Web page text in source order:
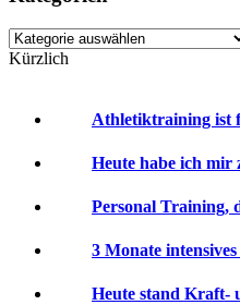
Kategorien
Kürzlich
Athletiktraining ist
Heute habe ich mir
Personal Training,
3 Monate
Heute stand Kraft-